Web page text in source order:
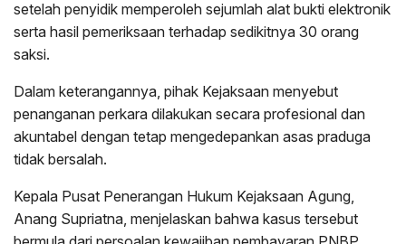
setelah penyidik memperoleh sejumlah alat bukti elektronik
serta hasil pemeriksaan terhadap sedikitnya 30 orang
saksi.
Dalam keterangannya, pihak Kejaksaan menyebut
penanganan perkara dilakukan secara profesional dan
akuntabel dengan tetap mengedepankan asas praduga
tidak bersalah.
Kepala Pusat Penerangan Hukum Kejaksaan Agung,
Anang Supriatna, menjelaskan bahwa kasus tersebut